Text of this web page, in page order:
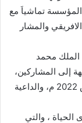
المؤسسة تماشياَ مع
والمشار
الملك محمد
إلى المشاركين،
في مؤتمر اليونسكو الدولي لتعليم الكبار مراكش 2022 م، والداعية
الحياة ، والتي